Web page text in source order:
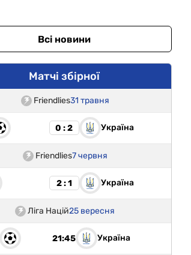
Всі новини
Матчі збірної
Friendlies31 травня
0 : 2 Україна
Friendlies7 червня
2 : 1 Україна
Ліга Націй25 вересня
21:45 Україна